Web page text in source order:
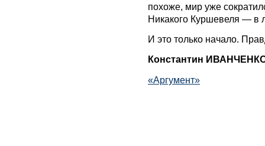
похоже, мир уже
Никакого Куршевеля — в
И это только начало.
Константин
«Аргумент»